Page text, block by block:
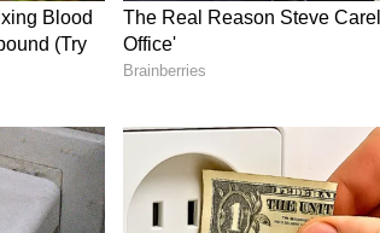
பொங்கல் தொகுப்புவழங்குவது